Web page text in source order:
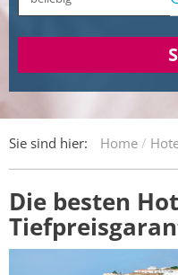
Sie sind hier: Home
Die besten